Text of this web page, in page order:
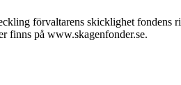
förvaltarens skicklighet fondens
finns på www.skagenfonder.se.